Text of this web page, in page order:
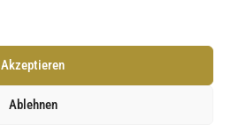
Akzeptieren
Ablehnen